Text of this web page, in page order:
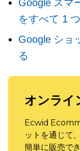
Google スマ
をすべて 1
Google ショ
る
オンライ
Ecwid
ットを通じて
簡単に販売でき